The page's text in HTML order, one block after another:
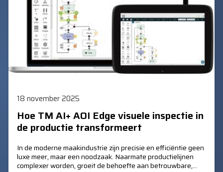
18 november 2025
Hoe TM AI+ AOI Edge visuele inspectie in
de productie transformeert
In de moderne maakindustrie zijn precisie en efficiëntie geen
luxe meer, maar een noodzaak. Naarmate productielijnen
complexer worden, groeit de behoefte aan betrouwbare,